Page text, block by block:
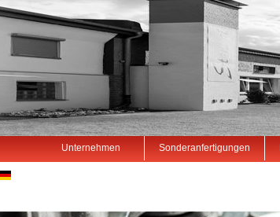
Unternehmen Sonderanfertigungen